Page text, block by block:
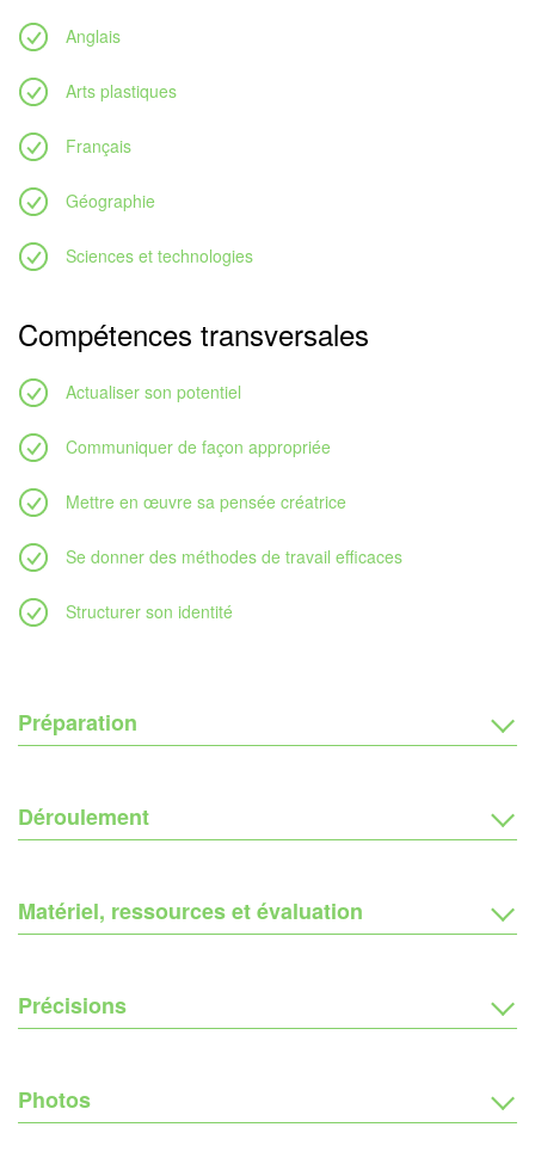
Anglais
Arts plastiques
Français
Géographie
Sciences et technologies
Compétences transversales
Actualiser son potentiel
Communiquer de façon appropriée
Mettre en œuvre sa pensée créatrice
Se donner des méthodes de travail efficaces
Structurer son identité
Préparation
Déroulement
Matériel, ressources et évaluation
Précisions
Photos